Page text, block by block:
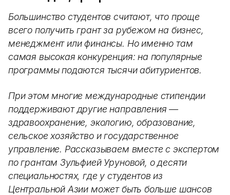
Большинство студентов считают, что проще
всего получить грант за рубежом на бизнес,
менеджмент или финансы. Но именно там
самая высокая конкуренция: на популярные
программы подаются тысячи абитуриентов.
При этом многие международные стипендии
поддерживают другие направления —
здравоохранение, экологию, образование,
сельское хозяйство и государственное
управление. Рассказываем вместе с экспертом
по грантам Зульфией Уруновой, о десяти
специальностях, где у студентов из
Центральной Азии может быть больше шансов